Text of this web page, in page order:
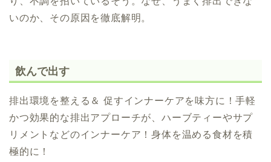
いのか、 その原因を徹底解明。
飲んで出す
排出環境を整える＆ 促すインナーケアを味方に！手軽
かつ効果的な排出アプローチが、ハーブティーやサプ
リメントなどのインナーケア！身体を温める食材を積
極的に！